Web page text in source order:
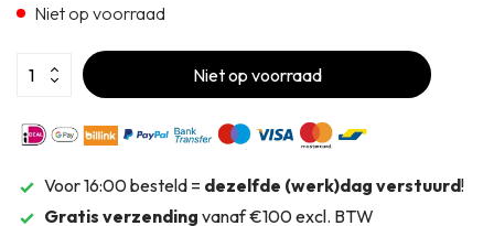
Niet op voorraad
Niet op voorraad
Voor 16:00 besteld = dezelfde (werk)dag verstuurd!
Gratis verzending vanaf €100 excl. BTW